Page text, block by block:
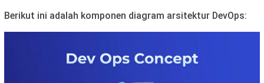
Berikut ini adalah komponen diagram arsitektur DevOps: